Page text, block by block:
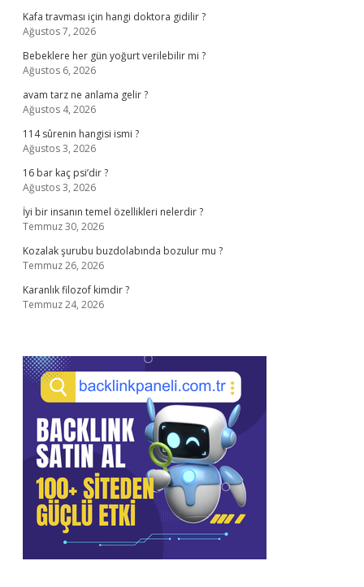
Kafa travması için hangi doktora gidilir ?
Ağustos 7, 2026
Bebeklere her gün yoğurt verilebilir mi ?
Ağustos 6, 2026
avam tarz ne anlama gelir ?
Ağustos 4, 2026
114 sûrenin hangisi ismi ?
Ağustos 3, 2026
16 bar kaç psi’dir ?
Ağustos 3, 2026
İyi bir insanın temel özellikleri nelerdir ?
Temmuz 30, 2026
Kozalak şurubu buzdolabında bozulur mu ?
Temmuz 26, 2026
Karanlık filozof kimdir ?
Temmuz 24, 2026